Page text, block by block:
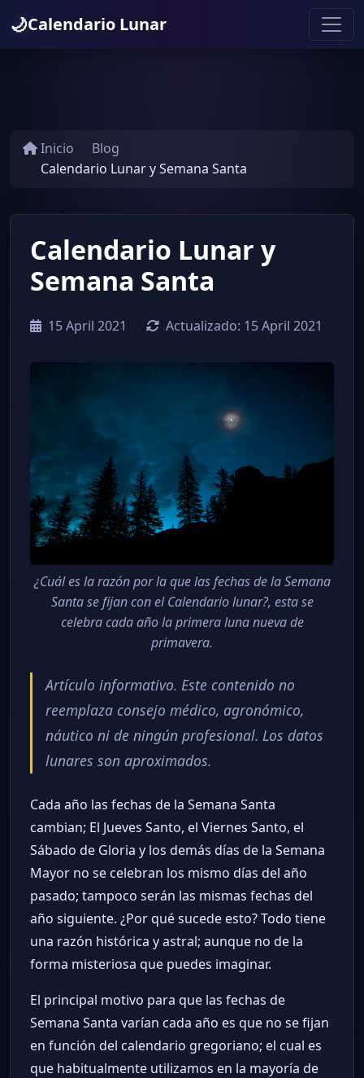
🌙Calendario Lunar
Inicio
Blog
Calendario Lunar y Semana Santa
Calendario Lunar y
Semana Santa
15 April 2021 Actualizado: 15 April 2021
¿Cuál es la razón por la que las fechas de la Semana
Santa se fijan con el Calendario lunar?, esta se
celebra cada año la primera luna nueva de
primavera.
Artículo informativo. Este contenido no
reemplaza consejo médico, agronómico,
náutico ni de ningún profesional. Los datos
lunares son aproximados.
Cada año las fechas de la Semana Santa
cambian; El Jueves Santo, el Viernes Santo, el
Sábado de Gloria y los demás días de la Semana
Mayor no se celebran los mismo días del año
pasado; tampoco serán las mismas fechas del
año siguiente. ¿Por qué sucede esto? Todo tiene
una razón histórica y astral; aunque no de la
forma misteriosa que puedes imaginar.
El principal motivo para que las fechas de
Semana Santa varían cada año es que no se fijan
en función del calendario gregoriano; el cual es
que habitualmente utilizamos en la mayoría de